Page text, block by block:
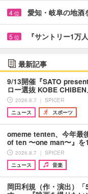
4 位 愛知・岐阜の地
5 位 『サントリー1
最新記事
9/13開催『SATO
ロー選抜 KOBE
2026.8.7 ｜ SPICER
ニュース
スポーツ
omeme tenten、今年最
of ten 〜one man〜』を
2026.8.7 ｜ SPICER
ニュース
音楽
岡田利規（作・演出）